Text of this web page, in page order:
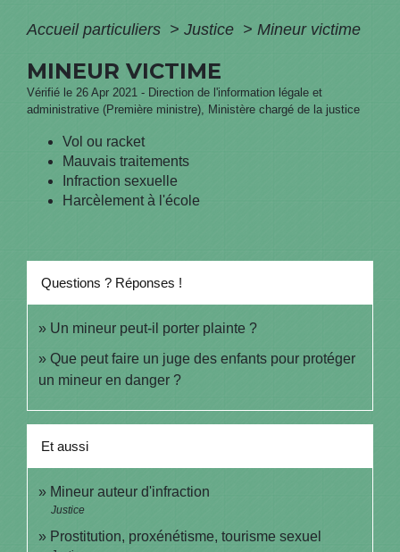
Accueil particuliers > Justice > Mineur victime
MINEUR VICTIME
Vérifié le 26 Apr 2021 - Direction de l'information légale et
administrative (Première ministre), Ministère chargé de la justice
Vol ou racket
Mauvais traitements
Infraction sexuelle
Harcèlement à l'école
Questions ? Réponses !
Un mineur peut-il porter plainte ?
Que peut faire un juge des enfants pour protéger
un mineur en danger ?
Et aussi
Mineur auteur d'infraction
Justice
Prostitution, proxénétisme, tourisme sexuel